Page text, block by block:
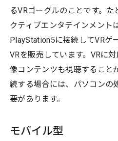
るVRゴーグルのことです。
クティブエンタテインメント
PlayStation5に接続してVRゲ
VRを販売しています。VRに
像コンテンツも視聴すること
続する場合には、パソコンの
要があります。
モバイル型